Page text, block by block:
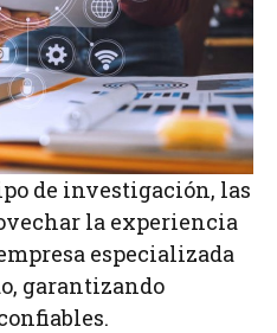
de investigación, las
la experiencia
especializada
garantizando